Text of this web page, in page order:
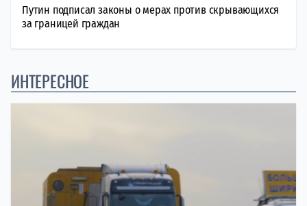
Путин подписал законы о мерах против скрывающихся
за границей граждан
ИНТЕРЕСНОЕ